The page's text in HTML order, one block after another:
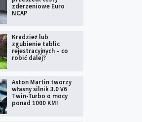
zderzeniowe Euro
NCAP
Kradzież lub
zgubienie tablic
rejestracyjnych – co
robić dalej?
Aston Martin tworzy
własny silnik 3.0 V6
Twin-Turbo o mocy
ponad 1000 KM!